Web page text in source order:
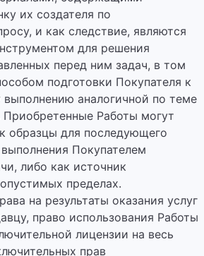
их создателя по
и как следствие, являются
для решения
перед ним задач, в том
подготовки Покупателя к
аналогичной по теме
Работы могут
образцы для последующего
Покупателем
либо как источник
пределах.
на результаты оказания услуг
право использования Работы
лицензии на весь
прав